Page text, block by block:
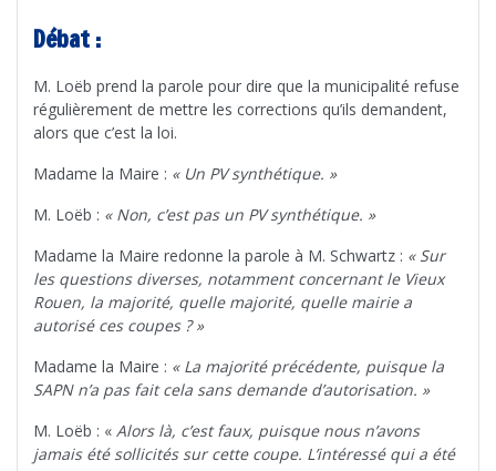
Débat :
M. Loëb prend la parole pour dire que la municipalité refuse
régulièrement de mettre les corrections qu’ils demandent,
alors que c’est la loi.
Madame la Maire : « Un PV synthétique. »
M. Loëb : « Non, c’est pas un PV synthétique. »
Madame la Maire redonne la parole à M. Schwartz : « Sur
les questions diverses, notamment concernant le Vieux
Rouen, la majorité, quelle majorité, quelle mairie a
autorisé ces coupes ? »
Madame la Maire : « La majorité précédente, puisque la
SAPN n’a pas fait cela sans demande d’autorisation. »
M. Loëb : « Alors là, c’est faux, puisque nous n’avons
jamais été sollicités sur cette coupe. L’intéressé qui a été